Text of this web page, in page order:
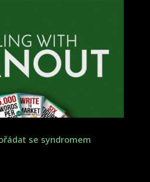
se syndromem